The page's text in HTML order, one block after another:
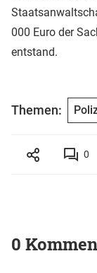
000 Euro der
entstand.
Themen:
0
0